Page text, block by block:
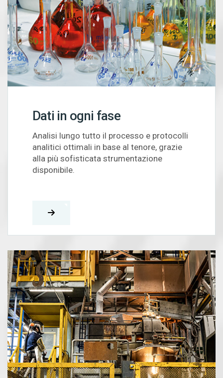
Dati in ogni fase
Analisi lungo tutto il processo e protocolli
analitici ottimali in base al tenore, grazie
alla più sofisticata strumentazione
disponibile.